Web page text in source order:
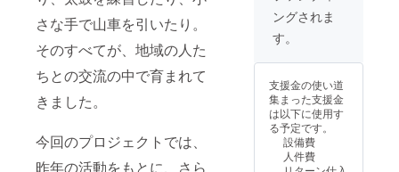
さな手で山車を引いたり。
そのすべてが、地域の人た
ちとの交流の中で育まれて
きました。
今回のプロジェクトでは、
昨年の活動をもとに、さら
す！ さ
らに、
描いた
に一つ
だけの
前ねぷ
た絵切
り抜
き」も
ングされま
す。
支援金の使い道
集まった支援金
は以下に使用す
る予定です。
設備費
人件費